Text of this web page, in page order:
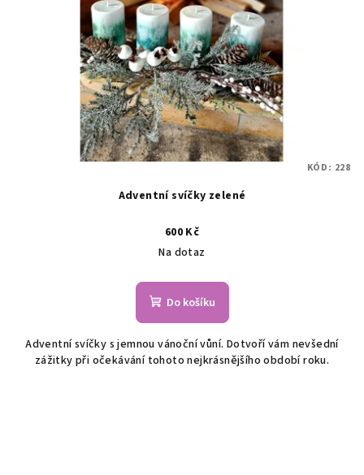
Adventní svíčky zelené
600 Kč
Na dotaz
Do košíku
Adventní svíčky s jemnou vánoční vůní. Dotvoří vám nevšední
zážitky při očekávání tohoto nejkrásnějšího období roku.
KÓD: 228